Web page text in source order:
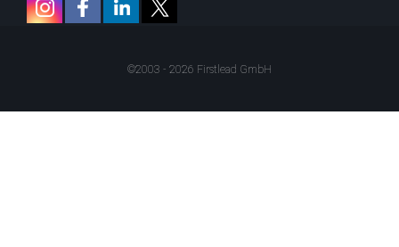
©2003 - 2026 Firstlead GmbH